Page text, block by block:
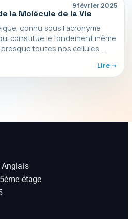
9 février 2025
la Molécule de la Vie
connu sous l’acronyme
constitue le fondement même
toutes nos cellules,
Lire ->
Anglais
étage